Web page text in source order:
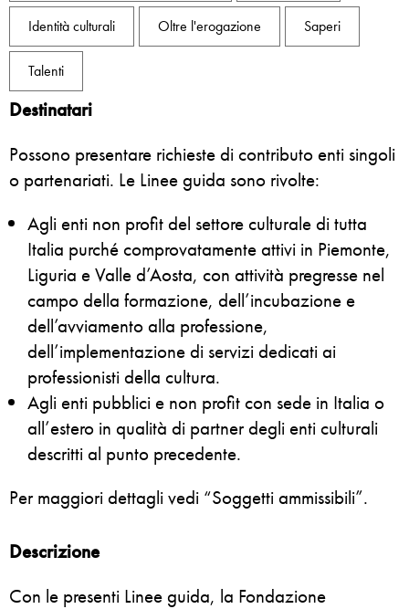
Identità culturali Oltre l'erogazione Saperi
Talenti
Destinatari
Possono presentare richieste di contributoenti singoli
o partenariati. Le Linee guida sono rivolte:
Agli enti non profit del settore culturaledi tutta
Italia purché comprovatamente attivi in Piemonte,
Liguria e Valle d’Aosta, con attività pregresse nel
campo della formazione, dell’incubazione e
dell’avviamento alla professione,
dell’implementazione di servizi dedicati ai
professionisti della cultura.
Agli enti pubblici e non profitcon sede in Italia o
all’estero in qualità di partner degli enti culturali
descritti al punto precedente.
Per maggiori dettagli vedi “Soggetti ammissibili”.
Descrizione
Con le presenti Linee guida, la Fondazione